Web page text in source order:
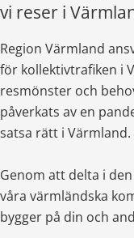
vi reser i
Region Värmland
för kollektivtrafiken i
resmönster och
påverkats av en
satsa rätt i Värmland.
Genom att delta i
våra värmländska
bygger på din och